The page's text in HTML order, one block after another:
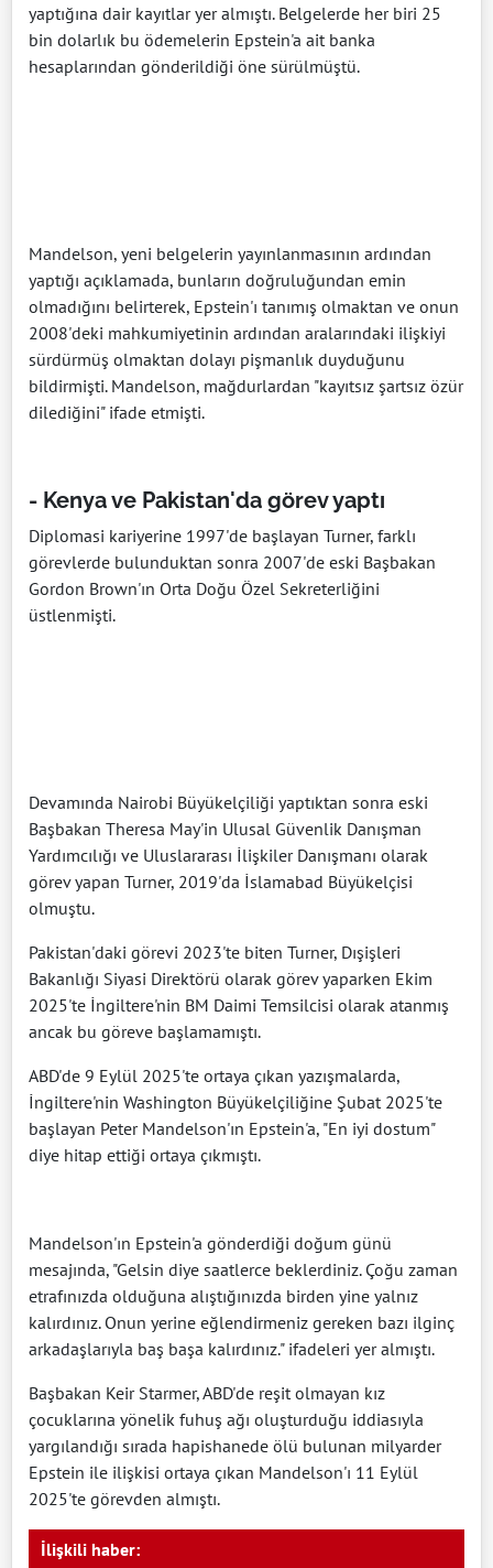
yaptığına dair kayıtlar yer almıştı. Belgelerde her biri 25
bin dolarlık bu ödemelerin Epstein'a ait banka
hesaplarından gönderildiği öne sürülmüştü.
Mandelson, yeni belgelerin yayınlanmasının ardından
yaptığı açıklamada, bunların doğruluğundan emin
olmadığını belirterek, Epstein'ı tanımış olmaktan ve onun
2008'deki mahkumiyetinin ardından aralarındaki ilişkiyi
sürdürmüş olmaktan dolayı pişmanlık duyduğunu
bildirmişti. Mandelson, mağdurlardan "kayıtsız şartsız özür
dilediğini" ifade etmişti.
- Kenya ve Pakistan'da görev yaptı
Diplomasi kariyerine 1997'de başlayan Turner, farklı
görevlerde bulunduktan sonra 2007'de eski Başbakan
Gordon Brown'ın Orta Doğu Özel Sekreterliğini
üstlenmişti.
Devamında Nairobi Büyükelçiliği yaptıktan sonra eski
Başbakan Theresa May'in Ulusal Güvenlik Danışman
Yardımcılığı ve Uluslararası İlişkiler Danışmanı olarak
görev yapan Turner, 2019'da İslamabad Büyükelçisi
olmuştu.
Pakistan'daki görevi 2023'te biten Turner, Dışişleri
Bakanlığı Siyasi Direktörü olarak görev yaparken Ekim
2025'te İngiltere'nin BM Daimi Temsilcisi olarak atanmış
ancak bu göreve başlamamıştı.
ABD'de 9 Eylül 2025'te ortaya çıkan yazışmalarda,
İngiltere'nin Washington Büyükelçiliğine Şubat 2025'te
başlayan Peter Mandelson'ın Epstein'a, "En iyi dostum"
diye hitap ettiği ortaya çıkmıştı.
Mandelson'ın Epstein'a gönderdiği doğum günü
mesajında, "Gelsin diye saatlerce beklerdiniz. Çoğu zaman
etrafınızda olduğuna alıştığınızda birden yine yalnız
kalırdınız. Onun yerine eğlendirmeniz gereken bazı ilginç
arkadaşlarıyla baş başa kalırdınız." ifadeleri yer almıştı.
Başbakan Keir Starmer, ABD'de reşit olmayan kız
çocuklarına yönelik fuhuş ağı oluşturduğu iddiasıyla
yargılandığı sırada hapishanede ölü bulunan milyarder
Epstein ile ilişkisi ortaya çıkan Mandelson'ı 11 Eylül
2025'te görevden almıştı.
İlişkili haber: